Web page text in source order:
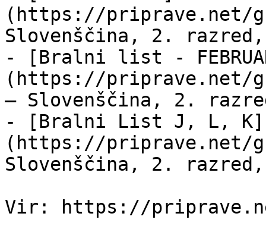
(https://priprave.net/
Slovenščina, 2. razred,
- [Bralni list -
(https://priprave.net/
— Slovenščina, 2.
- [Bralni List J, L, K]
(https://
Slovenščina, 2. razred,